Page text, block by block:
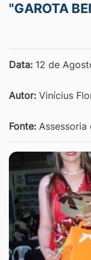
"GAROTA
Data: 12 de
Autor: Vinícius
Fonte: Assessoria